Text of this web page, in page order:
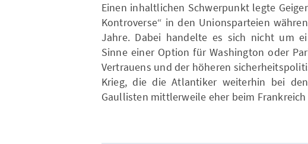
Einen inhaltlichen Schwerpunkt legte
Kontroverse“ in den Unionsparteien
Jahre. Dabei handelte es sich nicht um
Sinne einer Option für Washington oder
Vertrauens und der höheren
Krieg, die die Atlantiker weiterhin bei
Gaullisten mittlerweile eher beim